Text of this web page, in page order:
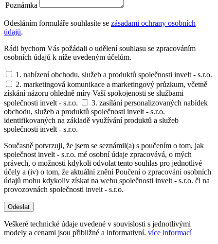
Poznámka
Odesláním formuláře souhlasíte se zásadami ochrany osobních
údajů.
Rádi bychom Vás požádali o udělení souhlasu se zpracováním
osobních údajů k níže uvedeným účelům.
1. nabízení obchodu, služeb a produktů společnosti invelt - s.r.o.
2. marketingová komunikace a marketingový průzkum, včetně
získání názoru ohledně míry Vaší spokojenosti se službami
společnosti invelt - s.r.o.
3. zasílání personalizovaných nabídek
obchodu, služeb a produktů společnosti invelt - s.r.o.
identifikovaných na základě využívání produktů a služeb
společnosti invelt - s.r.o.
Současně potvrzuji, že jsem se seznámil(a) s poučením o tom, jak
společnost invelt - s.r.o. mé osobní údaje zpracovává, o mých
právech, o možnosti kdykoli odvolat tento souhlas pro jednotlivé
účely a (iv) o tom, že aktuální znění Poučení o zpracování osobních
údajů mohu kdykoliv získat na webu společnosti invelt - s.r.o. či na
provozovnách společnosti invelt - s.r.o.
Odeslat
Veškeré technické údaje uvedené v souvislosti s jednotlivými
modely a cenami jsou přibližné a informativní. více informací